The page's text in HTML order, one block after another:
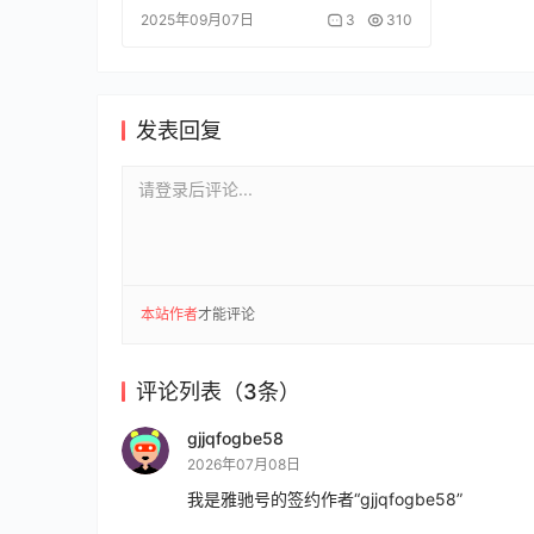
2025年09月07日 3 310
发表回复
请登录后评论...
本站作者才能评论
评论列表（3条）
gjjqfogbe58
2026年07月08日
我是雅驰号的签约作者“gjjqfogbe58”